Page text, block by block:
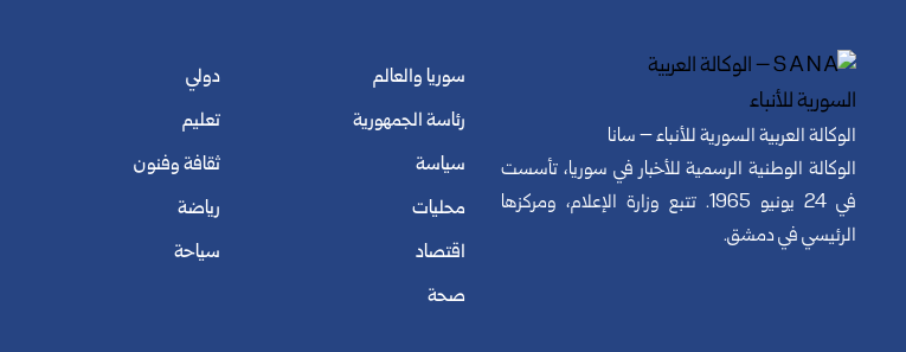
الوكالة العربية السورية للأنباء – سانا
الوكالة الوطنية الرسمية للأخبار في سوريا، تأسست
في 24 يونيو 1965. تتبع وزارة الإعلام، ومركزها
الرئيسي في دمشق.
سوريا والعالم
رئاسة الجمهورية
سياسة
محليات
اقتصاد
صحة
دولي
تعليم
ثقافة وفنون
رياضة
سياحة